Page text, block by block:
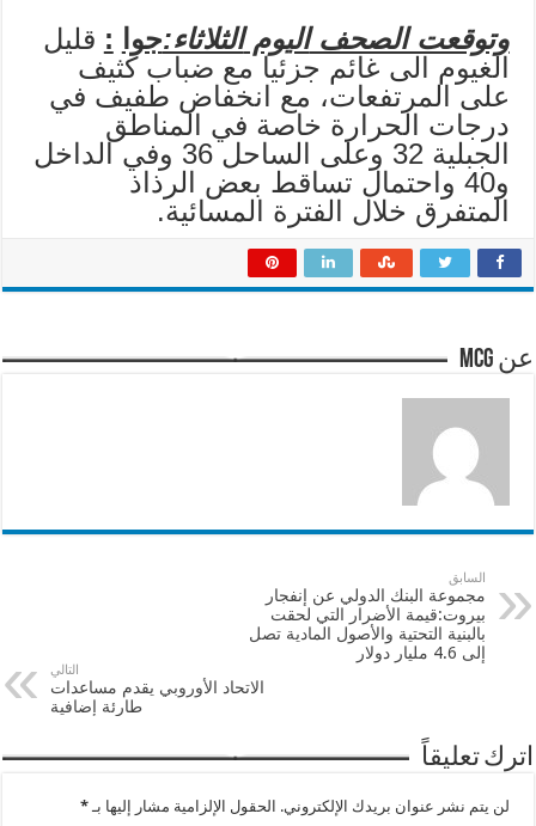
وتوقعت الصحفاليومالثلاثاء:جوا : قليل
الغيوم الى غائم جزئيا مع ضباب كثيف
على المرتفعات، مع انخفاض طفيف في
درجات الحرارة خاصة في المناطق
الجبلية 32 وعلى الساحل 36 وفي الداخل
و40 واحتمال تساقط بعض الرذاذ
المتفرق خلال الفترة المسائية.
عن mcg
السابق
مجموعة البنك الدولي عن إنفجار
بيروت:قيمة الأضرار التي لحقت
بالبنية التحتية والأصول المادية تصل
إلى 4.6 مليار دولار
التالي
الاتحاد الأوروبي يقدم مساعدات
طارئة إضافية
اترك تعليقاً
لن يتم نشر عنوان بريدك الإلكتروني. الحقول الإلزامية مشار إليها بـ*